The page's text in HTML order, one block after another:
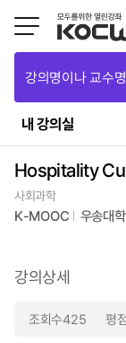
강의명이나 교수
내 강의실
Hospitality
사회과학
K-MOOC 우송대
강의상세
조회수425 평